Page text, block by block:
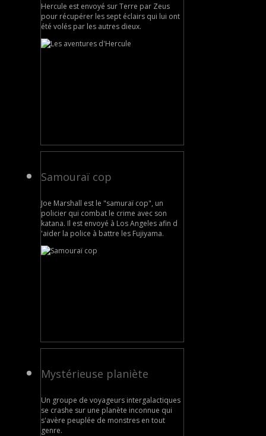
Hercule est envoyé sur Terre par Zeus
pour récupérer les sept éclairs qui lui ont
été volés par les autres dieux.
Samouraï cop
Joe Marshall est le "samuraï cop", un
policier qui combat le crime avec son
katana. Il est envoyé à Los Angeles afin d
'aider la police à battre les Fujiyama.
Mystérieuse planiète
Un groupe de voyageurs intergalactiques
se crashe sur une planète inconnue qui
s'avère peuplée de monstres en tout
genre.